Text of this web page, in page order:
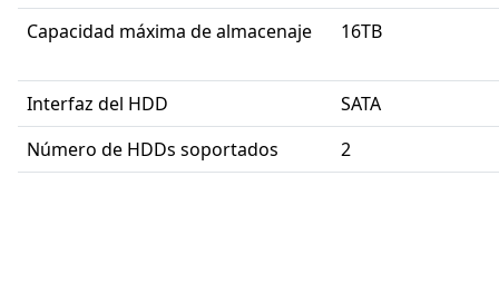
Capacidad máxima de almacenaje
16TB
Interfaz del HDD
SATA
Número de HDDs soportados
2